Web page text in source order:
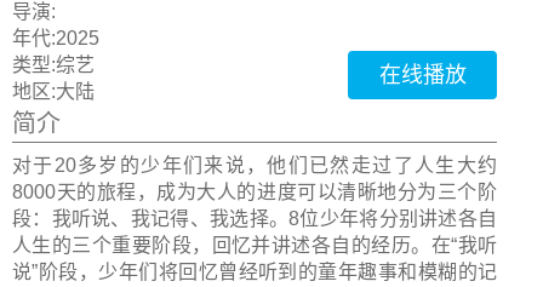
导演:
年代:2025
类型:综艺
地区:大陆
在线播放
简介
对于20多岁的少年们来说，他们已然走过了人生大约
8000天的旅程，成为大人的进度可以清晰地分为三个阶
段：我听说、我记得、我选择。8位少年将分别讲述各自
人生的三个重要阶段，回忆并讲述各自的经历。在“我听
说”阶段，少年们将回忆曾经听到的童年趣事和模糊的记